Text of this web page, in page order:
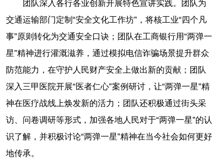
团队深入各行各业创新开展特色宣讲实践。团队为
交通运输部门定制“安全文化工作坊”，将核工业“四个凡
事”原则转化为交通安全口诀；团队在工商银行用“两弹一
星”精神进行灌溉滋养，通过模拟电信诈骗场景提升群众
防范能力，在守护人民财产安全上做出新的贡献；团队
深入三甲医院开展“医者仁心”案例研讨，让“两弹一星”精
神在医疗战线上焕发新的活力；团队还积极通过街头采
访、问卷调研等形式，加强各地人民对于“两弹一星”的认
识了解，并积极讨论“两弹一星”精神在当今社会如何更好
地传承。